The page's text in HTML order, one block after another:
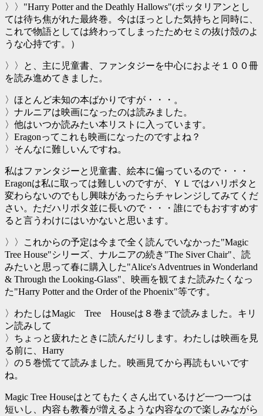
〉〉"Harry Potter and the Deathly Hallows"(ポッタリアンとし
ては待ち焦がれた最終巻。今はほっとした気持ちと同時に、
これで物語としては終わってしまったためセミの抜け殻のよ
うな心持です。）
〉〉と、主に児童書、ファンタジーを中心におよそ１００冊
を読み進めてきました。
〉ほとんど未知の本ばかりですが・・・。
〉ナルニアは映画になったのは読みました。
〉他はいつか読みたい本リストに入っています。
〉Eragonってこれも映画になったのですよね？
〉そんなに難しいんですね。
私はファンタジーと児童書、絵本に偏っているので・・・
Eragonは私に取っては難しいのですが、ＹＬではハリポタと
変わらないのでもし興味があったらチャレンジしてみてくだ
さい。ただハリポタ並に長いので・・・誰にでもおすすめす
ると言うわけにはいかないと思います。
〉〉これからの予定は今まで全く読んでいなかった"Magic
Tree House"シリーズ、ナルニアの続き"The Siver Chair"、読
みたいと思って春に購入した"Alice's Adventrues in Wonderland
& Through the Looking-Glass"、映画を観てまた読みたくなっ
た"Harry Potter and the Order of the Phoenix"等です。
〉わたしはMagic Tree Houseは８巻まで読みました。キリ
ン読みして
〉ちょっと疲れたときに読んだりします。わたしは映画を見
る前に、Harry
〉の５巻慌てて読みました。映画見てから再読もいいです
ね。
Magic Tree Houseはとてもたくさん出ているけど一つ一つは
短いし、内容も教養が増えるような内容なので楽しみながら